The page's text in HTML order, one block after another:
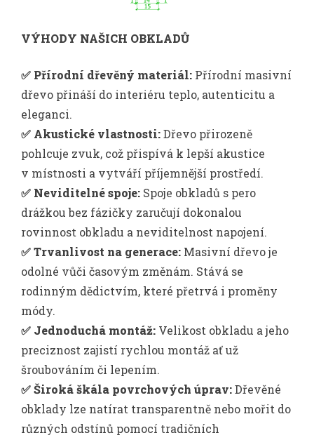
VÝHODY NAŠICH OBKLADŮ
✅ Přírodní dřevěný materiál: Přírodní masivní
dřevo přináší do interiéru teplo, autenticitu a
eleganci.
✅ Akustické vlastnosti:Dřevo přirozeně
pohlcuje zvuk, což přispívá k lepší akustice
v místnosti a vytváří příjemnější prostředí.
✅ Neviditelné spoje: Spoje obkladů s pero
drážkou bez fázičky zaručují dokonalou
rovinnost obkladu a neviditelnost napojení.
✅ Trvanlivost na generace: Masivní dřevo je
odolné vůči časovým změnám. Stává se
rodinným dědictvím, které přetrvá i proměny
módy.
✅ Jednoduchá montáž: Velikost obkladu a jeho
preciznost zajistí rychlou montáž ať už
šroubováním či lepením.
✅ Široká škála povrchových úprav:Dřevěné
obklady lze natírat transparentně nebo mořit do
různých odstínů pomocí tradičních